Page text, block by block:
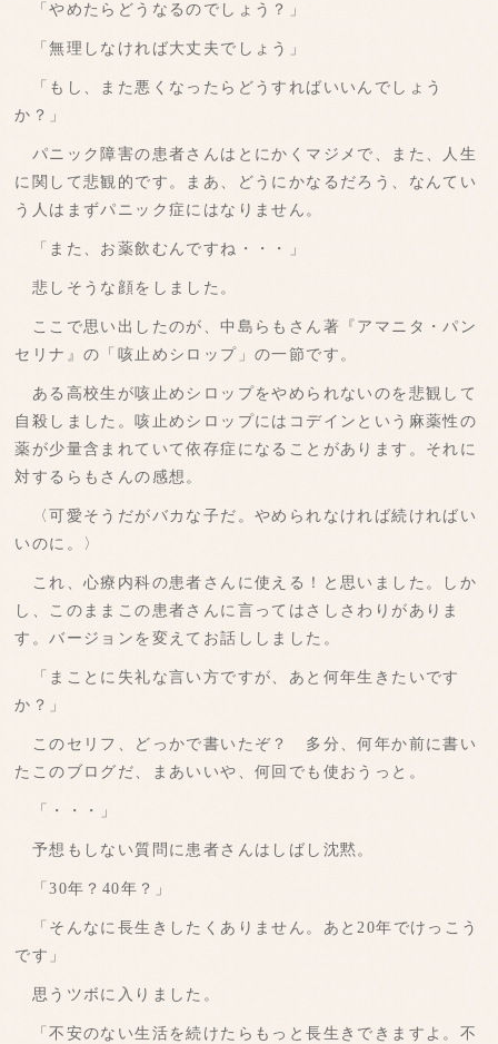
「やめたらどうなるのでしょう？」
「無理しなければ大丈夫でしょう」
「もし、また悪くなったらどうすればいいんでしょう
か？」
パニック障害の患者さんはとにかくマジメで、また、人生
に関して悲観的です。まあ、どうにかなるだろう、なんてい
う人はまずパニック症にはなりません。
「また、お薬飲むんですね・・・」
悲しそうな顔をしました。
ここで思い出したのが、中島らもさん著『アマニタ・パン
セリナ』の「咳止めシロップ」の一節です。
ある高校生が咳止めシロップをやめられないのを悲観して
自殺しました。咳止めシロップにはコデインという麻薬性の
薬が少量含まれていて依存症になることがあります。それに
対するらもさんの感想。
〈可愛そうだがバカな子だ。やめられなければ続ければい
いのに。〉
これ、心療内科の患者さんに使える！と思いました。しか
し、このままこの患者さんに言ってはさしさわりがありま
す。バージョンを変えてお話ししました。
「まことに失礼な言い方ですが、あと何年生きたいです
か？」
このセリフ、どっかで書いたぞ？ 多分、何年か前に書い
たこのブログだ、まあいいや、何回でも使おうっと。
「・・・」
予想もしない質問に患者さんはしばし沈黙。
「30年？40年？」
「そんなに長生きしたくありません。あと20年でけっこう
です」
思うツボに入りました。
「不安のない生活を続けたらもっと長生きできますよ。不